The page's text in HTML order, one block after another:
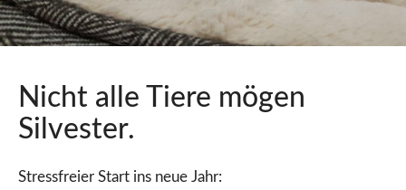
Nicht alle Tiere mögen
Silvester.
Stressfreier Start ins neue Jahr: